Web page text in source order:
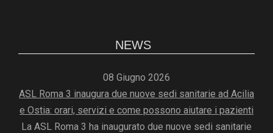
NEWS
08 Giugno 2026
ASL Roma 3 inaugura due nuove sedi sanitarie ad Acilia
e Ostia: orari, servizi e come possono aiutare i pazienti
La ASL Roma 3 ha inaugurato due nuove sedi sanitarie